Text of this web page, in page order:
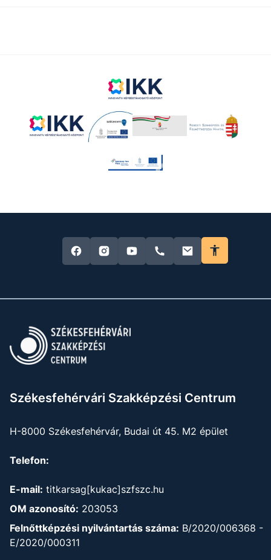
Székesfehérvári Szakképzési Centrum
H-8000 Székesfehérvár, Budai út 45. M2 épület
Telefon:
E-mail: titkarsag[kukac]szfszc.hu
OM azonosító: 203053
Felnőttképzési nyilvántartás száma: B/2020/006368 -
E/2020/000311